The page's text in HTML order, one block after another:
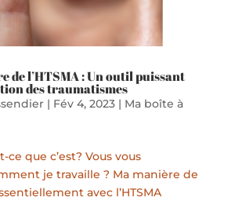
de l’HTSMA : Un outil puissant
des traumatismes
| Fév 4, 2023| Ma boîte à
ce que c’est? Vous vous
je travaille ? Ma manière de
avec l’HTSMA